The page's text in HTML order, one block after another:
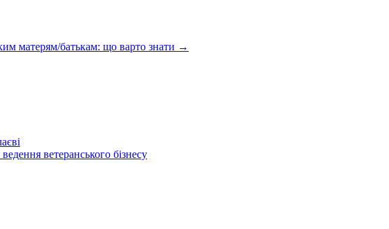
матерям/батькам: що варто знати →
ветеранського бізнесу